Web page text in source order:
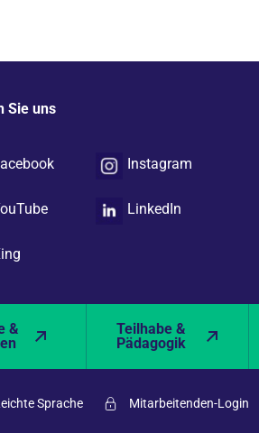
Sie uns
Instagram
LinkedIn
&
Teilhabe &
Pädagogik
Sprache Mitarbeitenden-Login